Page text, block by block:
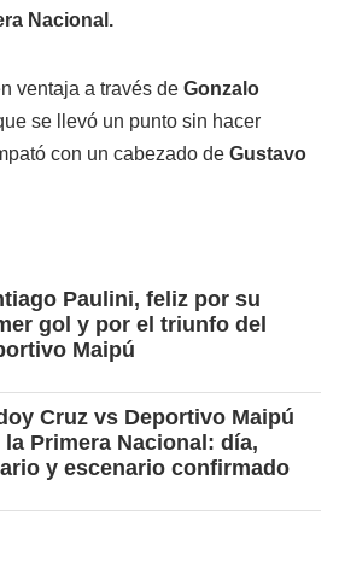
Nacional.
ventaja a través de Gonzalo
se llevó un punto sin hacer
con un cabezado de Gustavo
Paulini, feliz por su
gol y por el triunfo del
Maipú
Cruz vs Deportivo Maipú
la Primera Nacional: día,
y escenario confirmado